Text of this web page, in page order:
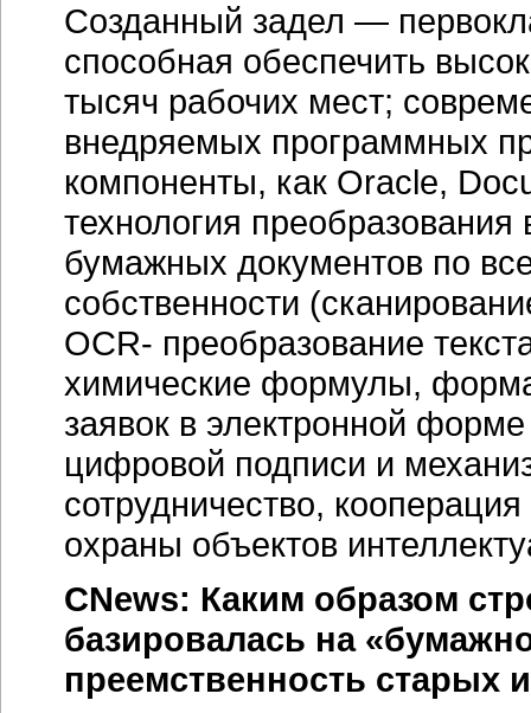
Созданный задел —
способная обеспечить
тысяч рабочих мест;
внедряемых программных
компоненты, как Oracle,
технология
бумажных документов по
собственности
OCR- преобразование
химические формулы,
заявок в электронной
цифровой подписи и
сотрудничество,
охраны объектов
CNews: Каким образом
базировалась на
преемственность старых